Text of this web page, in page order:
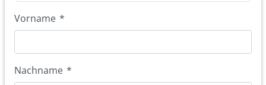
Vorname *
Nachname *